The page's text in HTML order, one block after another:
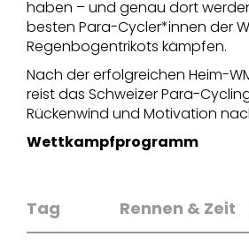
haben – und genau dort
besten Para-Cycler*innen der
Regenbogentrikots kämpfen.
Nach der erfolgreichen Heim-
reist das Schweizer Para-
Rückenwind und Motivation
Wettkampfprogramm
Tag Rennen & Zeit